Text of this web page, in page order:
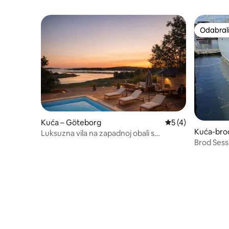
Kuća – Göteborg Prosječna
5 (4)
Luksuzna vila na zapadnoj obali s
Kuća-
Brod